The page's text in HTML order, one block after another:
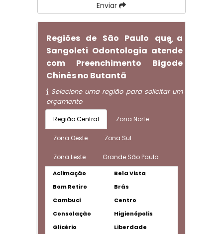
Enviar
Regiões de São Paulo que a
Sangoleti Odontologia atende
com Preenchimento Bigode
Chinês no Butantã
Selecione uma região para solicitar um
orçamento
Região Central Zona Norte
Zona Oeste Zona Sul
Zona Leste Grande São Paulo
Aclimação
Bela Vista
Bom Retiro
Brás
Cambuci
Centro
Consolação
Higienópolis
Glicério
Liberdade